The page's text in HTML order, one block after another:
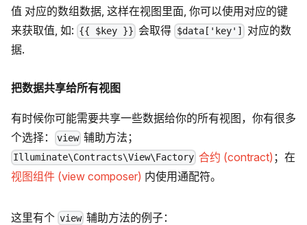
值 对应的数组数据, 这样在视图里面, 你可以使用对应的键
来获取值, 如: {{ $key }} 会取得 $data['key'] 对应的数
据.
把数据共享给所有视图
有时候你可能需要共享一些数据给你的所有视图，你有很多
个选择：
view 辅助方法；
Illuminate\Contracts\View\Factory 合约 (contract) ；在
视图组件 (view composer) 内使用通配符。
这里有个 view 辅助方法的例子：